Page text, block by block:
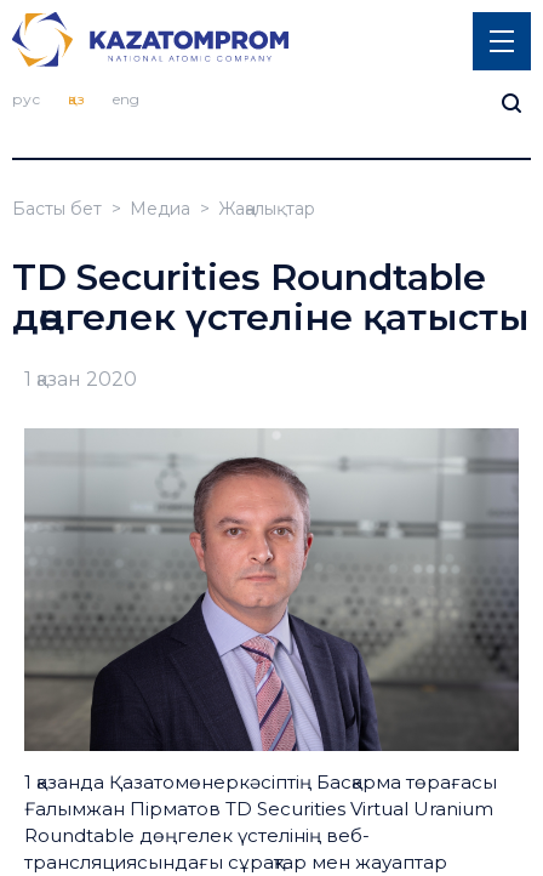
рус қаз eng
Басты бет Медиа Жаңалықтар
TD Securities Roundtable
дөңгелек үстеліне қатысты
1 қазан 2020
1 қазанда Қазатомөнеркәсіптің Басқарма төрағасы
Ғалымжан Пірматов TD Securities Virtual Uranium
Roundtable дөңгелек үстелінің веб-
трансляциясындағы сұрақтар мен жауаптар